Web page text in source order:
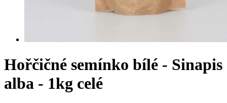
Hořčičné semínko bílé - Sinapis
alba - 1kg celé